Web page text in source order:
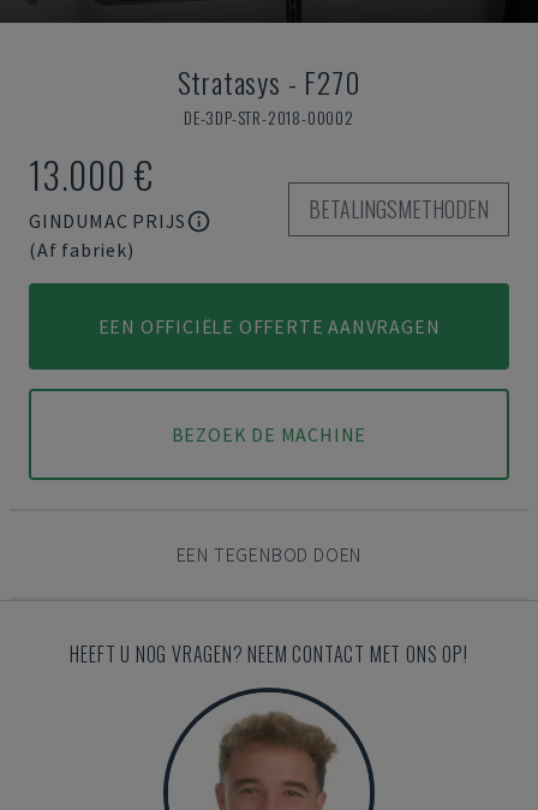
Stratasys - F270
DE-3DP-STR-2018-00002
13.000 €
GINDUMAC PRIJS
(Af fabriek)
BETALINGSMETHODEN
EEN OFFICIËLE OFFERTE AANVRAGEN
BEZOEK DE MACHINE
EEN TEGENBOD DOEN
HEEFT U NOG VRAGEN? NEEM CONTACT MET ONS OP!